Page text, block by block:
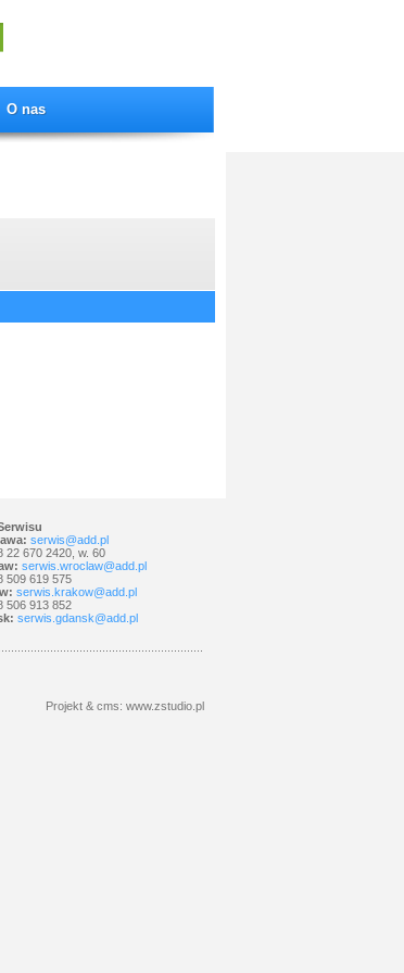
O nas
serwis@add.pl
22 670 2420, w. 60
serwis.wroclaw@add.pl
509 619 575
serwis.krakow@add.pl
506 913 852
serwis.gdansk@add.pl
Projekt & cms: www.zstudio.pl